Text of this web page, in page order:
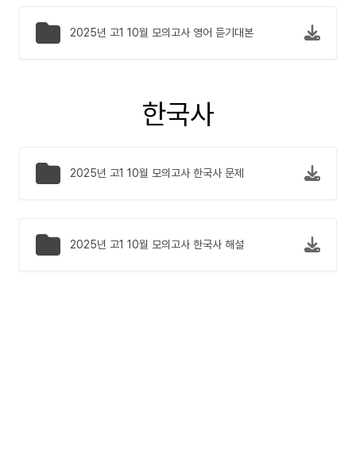
2025년 고1 10월 모의고사 영어 듣기대본
한국사
2025년 고1 10월 모의고사 한국사 문제
2025년 고1 10월 모의고사 한국사 해설